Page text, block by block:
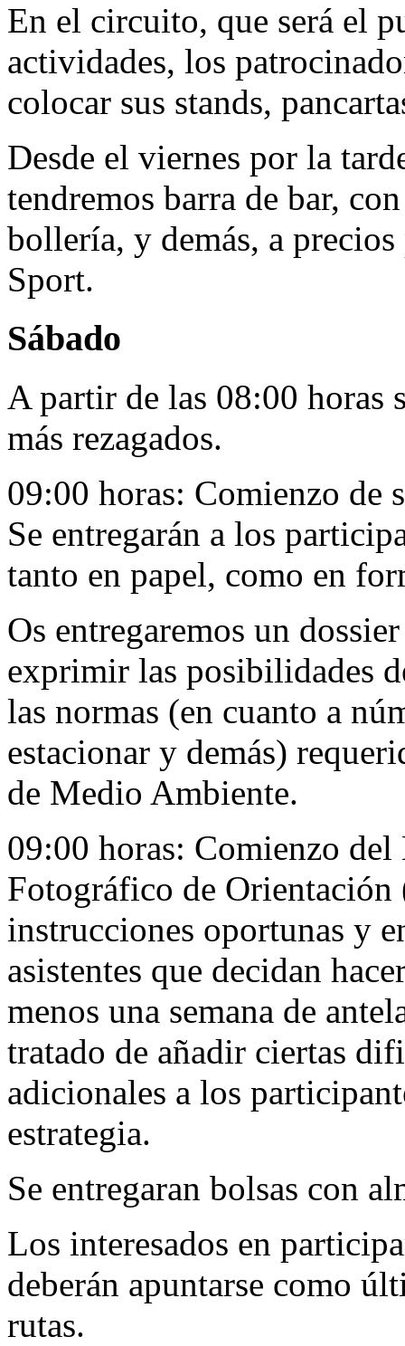
En el circuito, que será el
actividades, los
colocar sus stands,
Desde el viernes por la
tendremos barra de bar,
bollería, y demás, a
Sport.
Sábado
A partir de las 08:00 horas
más rezagados.
09:00 horas: Comienzo de
Se entregarán a los
tanto en papel, como en
Os entregaremos un
exprimir las posibilidades
las normas (en cuanto a
estacionar y demás)
de Medio Ambiente.
09:00 horas: Comienzo
Fotográfico de Orientación
instrucciones oportunas y
asistentes que decidan
menos una semana de
tratado de añadir ciertas
adicionales a los
estrategia.
Se entregaran bolsas con
Los interesados en
deberán apuntarse como
rutas.